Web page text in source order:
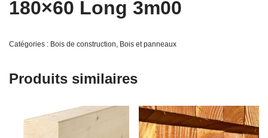
180×60 Long 3m00
Catégories : Bois de construction, Bois et panneaux
Produits similaires